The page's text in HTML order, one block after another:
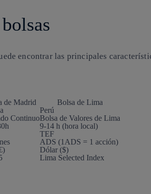
encontrar las principales
de Madrid
Bolsa de Lima
Perú
ContinuoBolsa de Valores de Lima
9-14 h (hora local)
TEF
ADS (1ADS = 1 acción)
Dólar ($)
Lima Selected Index